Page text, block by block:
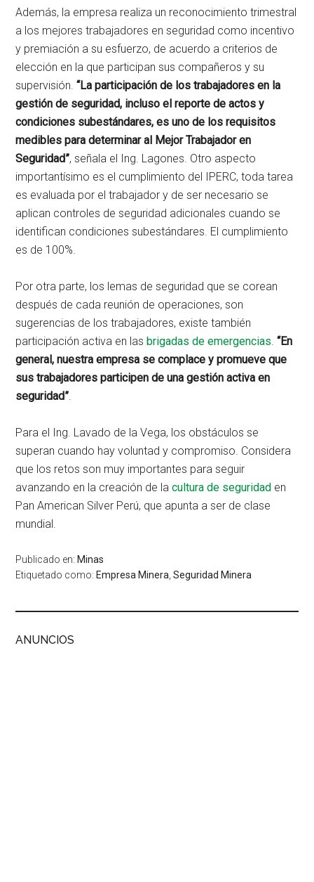
Además, la empresa realiza un reconocimiento trimestral
a los mejores trabajadores en seguridad como incentivo
y premiación a su esfuerzo, de acuerdo a criterios de
elección en la que participan sus compañeros y su
supervisión.“La participación de los trabajadores en la
gestión de seguridad, incluso el reporte de actos y
condiciones subestándares, es uno de los requisitos
medibles para determinar al Mejor Trabajador en
Seguridad”, señala el Ing. Lagones. Otro aspecto
importantísimo es el cumplimiento del IPERC, toda tarea
es evaluada por el trabajador y de ser necesario se
aplican controles de seguridad adicionales cuando se
identifican condiciones subestándares. El cumplimiento
es de 100%.
Por otra parte, los lemas de seguridad que se corean
después de cada reunión de operaciones, son
sugerencias de los trabajadores, existe también
participación activa en lasbrigadas de emergencias.“En
general, nuestra empresa se complace y promueve que
sus trabajadores participen de una gestión activa en
seguridad”.
Para el Ing. Lavado de la Vega, los obstáculos se
superan cuando hay voluntad y compromiso. Considera
que los retos son muy importantes para seguir
avanzando en la creación de lacultura de seguridad en
Pan American Silver Perú, que apunta a ser de clase
mundial.
Publicado en: Minas
Etiquetado como: Empresa Minera ,Seguridad Minera
ANUNCIOS